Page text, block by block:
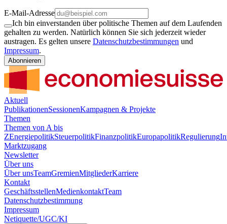
E-Mail-Adresse
Ich bin einverstanden über politische Themen auf dem Laufenden
gehalten zu werden. Natürlich können Sie sich jederzeit wieder
austragen. Es gelten unsere Datenschutzbestimmungen und
Impressum.
Abonnieren
Aktuell
PublikationenSessionenKampagnen & Projekte
Themen
Themen von A bis
ZEnergiepolitikSteuerpolitikFinanzpolitikEuropapolitikRegulierung
Marktzugang
Newsletter
Über uns
Über unsTeamGremienMitgliederKarriere
Kontakt
GeschäftsstellenMedienkontaktTeam
Datenschutzbestimmung
Impressum
Netiquette/UGC/KI